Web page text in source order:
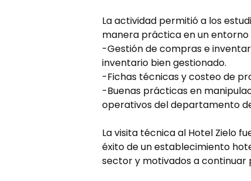
La actividad permitió a los
manera práctica en un entorno
-Gestión de compras e
inventario bien gestionado.
-Fichas técnicas y costeo de
-Buenas prácticas en
operativos del departamento
La visita técnica al Hotel Zielo
éxito de un establecimiento
sector y motivados a continuar